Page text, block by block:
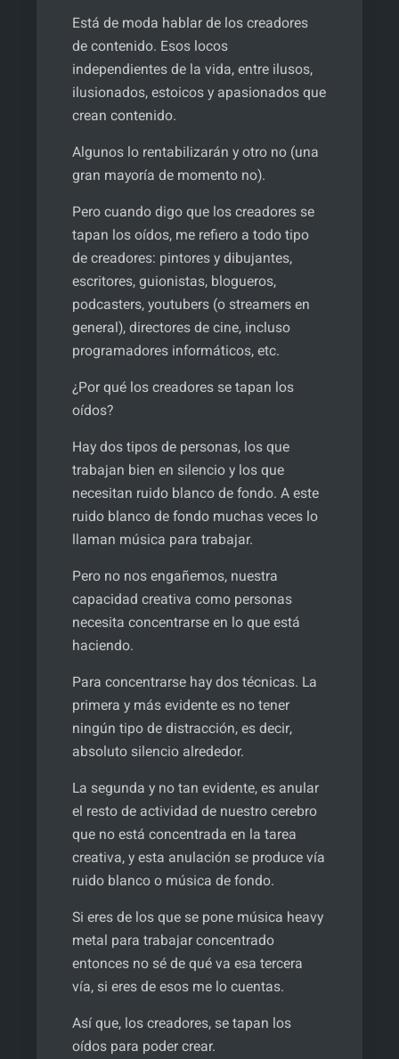
Está de moda hablar de los creadores
de contenido. Esos locos
independientes de la vida, entre ilusos,
ilusionados, estoicos y apasionados que
crean contenido.
Algunos lo rentabilizarán y otro no (una
gran mayoría de momento no).
Pero cuando digo que los creadores se
tapan los oídos, me refiero a todo tipo
de creadores: pintores y dibujantes,
escritores, guionistas, blogueros,
podcasters, youtubers (o streamers en
general), directores de cine, incluso
programadores informáticos, etc.
¿Por qué los creadores se tapan los
oídos?
Hay dos tipos de personas, los que
trabajan bien en silencio y los que
necesitan ruido blanco de fondo. A este
ruido blanco de fondo muchas veces lo
llaman música para trabajar.
Pero no nos engañemos, nuestra
capacidad creativa como personas
necesita concentrarse en lo que está
haciendo.
Para concentrarse hay dos técnicas. La
primera y más evidente es no tener
ningún tipo de distracción, es decir,
absoluto silencio alrededor.
La segunda y no tan evidente, es anular
el resto de actividad de nuestro cerebro
que no está concentrada en la tarea
creativa, y esta anulación se produce vía
ruido blanco o música de fondo.
Si eres de los que se pone música heavy
metal para trabajar concentrado
entonces no sé de qué va esa tercera
vía, si eres de esos me lo cuentas.
Así que, los creadores, se tapan los
oídos para poder crear.